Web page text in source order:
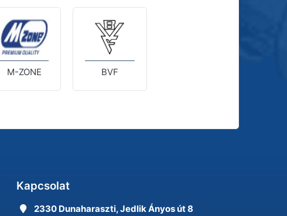
M-ZONE BVF
Kapcsolat
2330 Dunaharaszti, Jedlik Ányos út 8